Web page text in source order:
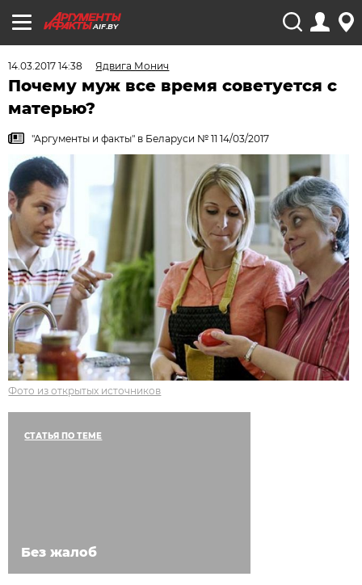
AIF.BY
14.03.2017 14:38 Ядвига Монич
Почему муж все время советуется с
матерью?
"Аргументы и факты" в Беларуси № 11 14/03/2017
Фото из открытых источников
СТАТЬЯ ПО ТЕМЕ
Без жалоб